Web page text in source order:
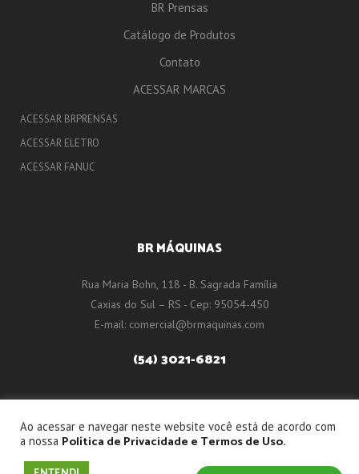
BR Prensas
Catálogo de Produtos
Contato
ACESSAR MARCAS
ACESSAR BRPRENSAS
ACESSAR ELETRO
ACESSAR FANUC
BR MÁQUINAS
Rua Maria Bohn, 118 - B. Sagrada Família
Caxias do Sul – RS - Cep: 95054-450
E-mail: comercial@brmaquinas.com
(54) 3021-6821
Ao acessar e navegar neste website você está de acordo com
a nossa Política de Privacidade e Termos de Uso.